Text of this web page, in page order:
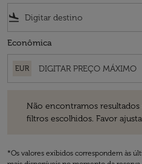
flight_land
Econômica
EUR
Não encontramos
filtros escolhidos. Favor
*Os valores exibidos correspondem às